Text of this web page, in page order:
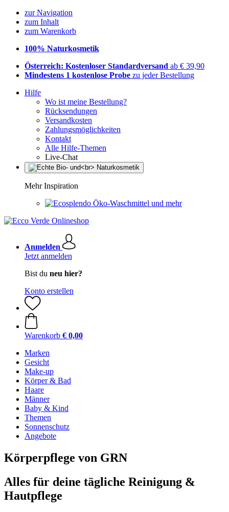
zur Navigation
zum Inhalt
zum Warenkorb
100% Naturkosmetik
Österreich: Kostenloser Standardversand ab € 39,90
Mindestens 1 kostenlose Probe zu jeder Bestellung
Hilfe
Wo ist meine Bestellung?
Rücksendungen
Versandkosten
Zahlungsmöglichkeiten
Kontakt
Alle Hilfe-Themen
Live-Chat
Mehr Inspiration
Öko-Waschmittel und mehr
Anmelden
Jetzt anmelden
Bist du neu hier?
Konto erstellen
Warenkorb € 0,00
Marken
Gesicht
Make-up
Körper & Bad
Haare
Männer
Baby & Kind
Themen
Sonnenschutz
Angebote
Körperpflege von GRN
Alles für deine tägliche Reinigung &
Hautpflege